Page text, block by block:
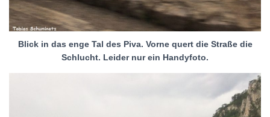
Blick in das enge Tal des Piva. Vorne quert die Straße die
Schlucht. Leider nur ein Handyfoto.